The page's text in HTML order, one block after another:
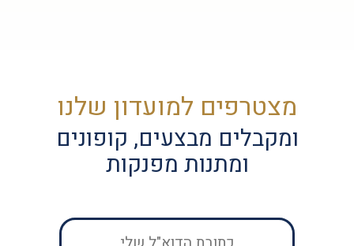
מצטרפים למועדון שלנו
ומקבלים מבצעים, קופונים
ומתנות מפנקות